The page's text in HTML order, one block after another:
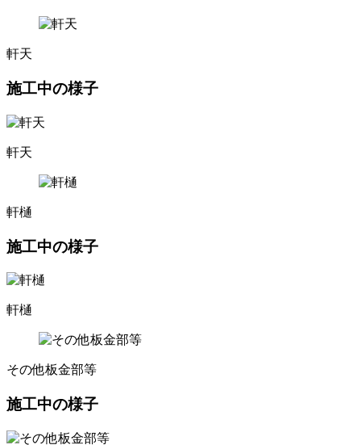
軒天
施工中の様子
軒天
軒樋
施工中の様子
軒樋
その他板金部等
施工中の様子